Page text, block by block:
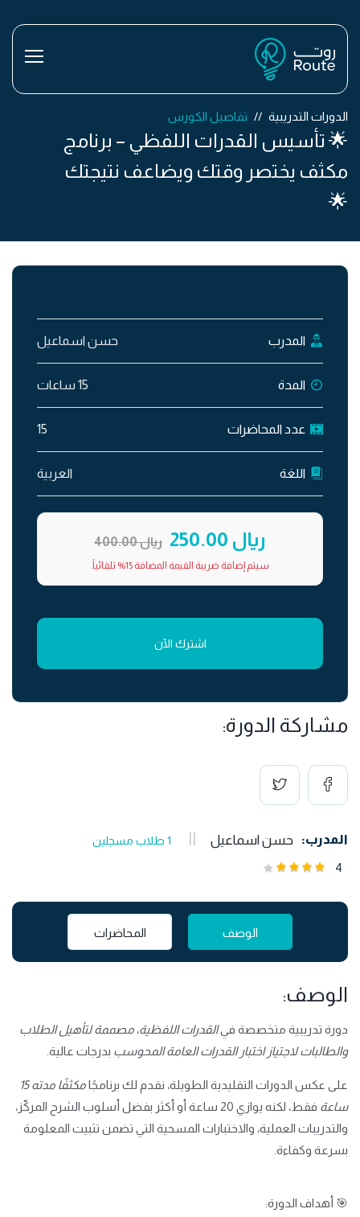
الدورات التدريبية تفاصيل الكورس
🌟 تأسيس القدرات اللفظي – برنامج
مكثف يختصر وقتك ويضاعف نتيجتك
🌟
المدرب: حسن اسماعيل 1 طلاب مسجلين
4
الوصف المحاضرات
الوصف:
دورة تدريبية متخصصة فيالقدرات اللفظية، مصممة لتأهيل الطلاب
والطالبات لاجتيازاختبار القدرات العامة المحوسب بدرجات عالية.
على عكس الدورات التقليدية الطويلة، نقدم لك برنامجًا
مكثفًا مدته 15
ساعة
فقط، لكنه يوازي 20 ساعة أو أكثر بفضل أسلوب الشرح المركّز،
والتدريبات العملية، والاختبارات المسحية التي تضمن تثبيت المعلومة
بسرعة وكفاءة.
🎯 أهداف الدورة:
المدرب حسن اسماعيل
المدة 15 ساعات
عدد المحاضرات 15
اللغة العربية
ريال 250.00 ريال 400.00
سيتم إضافة ضريبة القيمة المضافة 15% تلقائياً.
اشترك الآن
مشاركة الدورة: